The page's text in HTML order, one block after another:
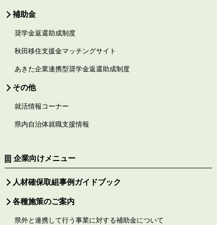
補助金
奨学金返還助成制度
秋田移住支援金マッチングサイト
あきた企業連携型奨学金返還助成制度
その他
就活情報コーナー
県内自治体就職支援情報
企業向けメニュー
人材確保取組事例ガイドブック
各種施策のご案内
県外と連携して行う事業に対する補助金について